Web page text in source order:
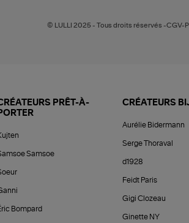
© LULLI 2025 - Tous droits réservés -CGV-
PRÊT-À-
Samsoe
Bompard
CRÉATEURS
Aurélie Bidermann
Serge Thoraval
d1928
Feidt Paris
Gigi Clozeau
Ginette NY